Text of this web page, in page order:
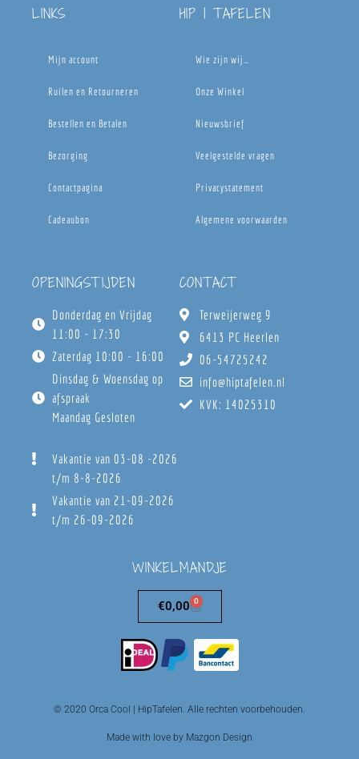
LINKS
Mijn account
Ruilen en Retourneren
Bestellen en Betalen
Bezorging
Contactpagina
Cadeaubon
HIP | TAFELEN
Wie zijn wij…
Onze Winkel
Nieuwsbrief
Veelgestelde vragen
Privacystatement
Algemene voorwaarden
OPENINGSTIJDEN
Donderdag en Vrijdag
11:00 - 17:30
Zaterdag 10:00 - 16:00
Dinsdag & Woensdag op
afspraak
Maandag Gesloten
Vakantie van 03-08 -2026
t/m 8-8-2026
Vakantie van 21-09-2026
t/m 26-09-2026
CONTACT
Terweijerweg 9
6413 PC Heerlen
06-54725242
info@hiptafelen.nl
KVK: 14025310
WINKELMANDJE
€0,00 0
© 2020 Orca Cool | HipTafelen. Alle rechten voorbehouden.
Made with love by Mazgon Design